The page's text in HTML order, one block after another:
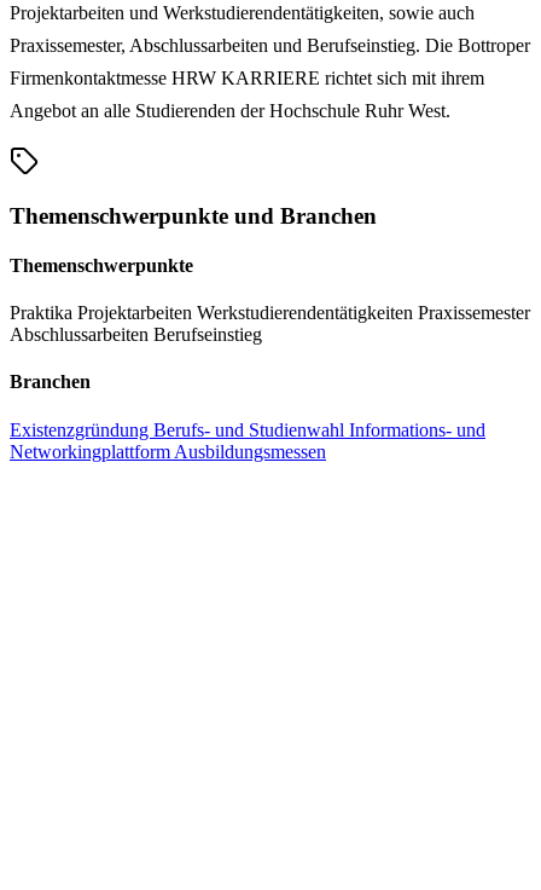
Projektarbeiten und Werkstudierendentätigkeiten, sowie auch
Praxissemester, Abschlussarbeiten und Berufseinstieg. Die Bottroper
Firmenkontaktmesse HRW KARRIERE richtet sich mit ihrem
Angebot an alle Studierenden der Hochschule Ruhr West.
Themenschwerpunkte und Branchen
Themenschwerpunkte
Praktika Projektarbeiten Werkstudierendentätigkeiten Praxissemester
Abschlussarbeiten Berufseinstieg
Branchen
Existenzgründung Berufs- und Studienwahl Informations- und
Networkingplattform Ausbildungsmessen